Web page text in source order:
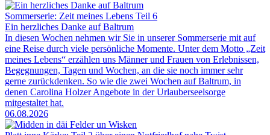
Sommerserie: Zeit meines Lebens Teil 6
Ein herzliches Danke auf Baltrum
In diesen Wochen nehmen wir Sie in unserer Sommerserie mit auf
eine Reise durch viele persönliche Momente. Unter dem Motto „Zeit
meines Lebens“ erzählen uns Männer und Frauen von Erlebnissen,
Begegnungen, Tagen und Wochen, an die sie noch immer sehr
gerne zurückdenken. So wie die zwei Wochen auf Baltrum, in
denen Carolina Holzer Angebote in der Urlauberseelsorge
mitgestaltet hat.
06.08.2026